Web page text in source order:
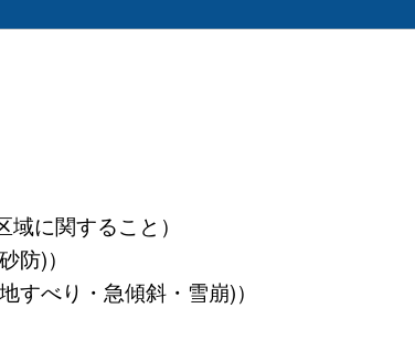
に関すること）
防)）
べり・急傾斜・雪崩)）